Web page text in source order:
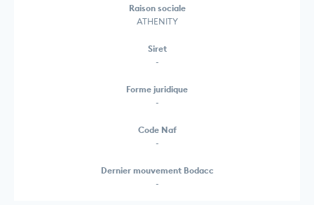
Raison sociale
ATHENITY
Siret
-
Forme juridique
-
Code Naf
-
Dernier mouvement Bodacc
-